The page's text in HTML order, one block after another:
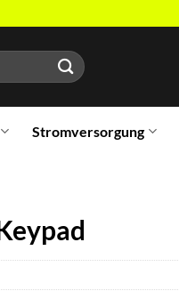
Stromversorgung